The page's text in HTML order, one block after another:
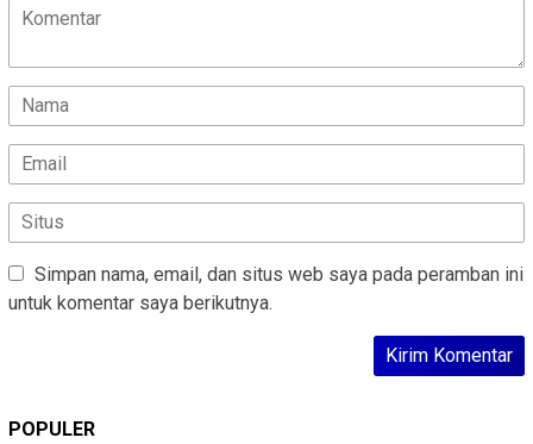
Simpan nama, email, dan situs web saya pada peramban ini
untuk komentar saya berikutnya.
POPULER